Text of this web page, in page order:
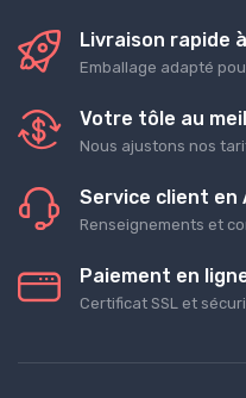
Livraison rapide
Emballage adapté
Votre tôle au
Nous ajustons nos
Service client en
Renseignements et
Paiement en
Certificat SSL et